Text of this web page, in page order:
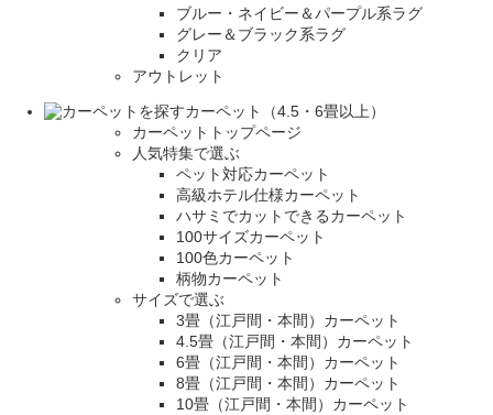
ブルー・ネイビー＆パープル系ラグ
グレー＆ブラック系ラグ
クリア
アウトレット
カーペット（4.5・6畳以上）
カーペットトップページ
人気特集で選ぶ
ペット対応カーペット
高級ホテル仕様カーペット
ハサミでカットできるカーペット
100サイズカーペット
100色カーペット
柄物カーペット
サイズで選ぶ
3畳（江戸間・本間）カーペット
4.5畳（江戸間・本間）カーペット
6畳（江戸間・本間）カーペット
8畳（江戸間・本間）カーペット
10畳（江戸間・本間）カーペット